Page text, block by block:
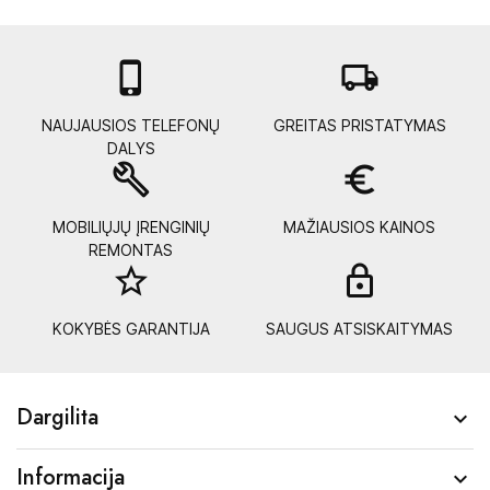

NAUJAUSIOS TELEFONŲ
DALYS
local_shipping
GREITAS PRISTATYMAS
build
MOBILIŲJŲ ĮRENGINIŲ
REMONTAS
euro_symbol
MAŽIAUSIOS KAINOS
star_border
KOKYBĖS GARANTIJA SAUGUS ATSISKAITYMAS
Dargilita 
Informacija 